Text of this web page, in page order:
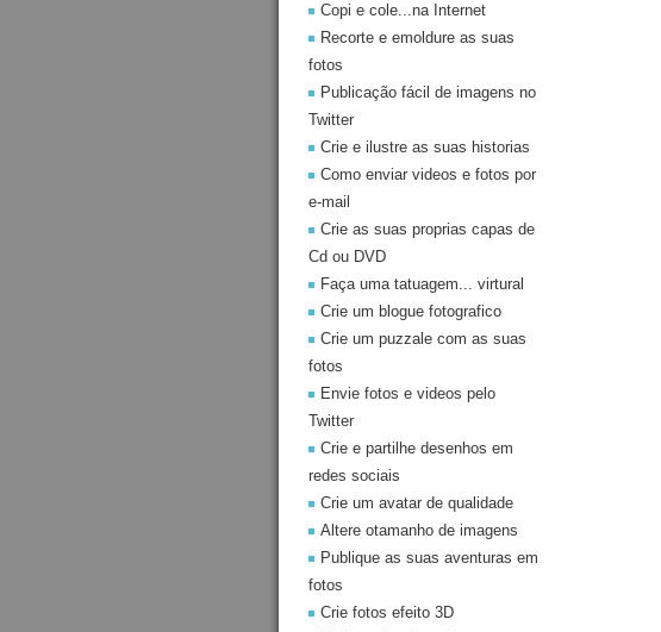
Copi e cole...na Internet
Recorte e emoldure as suas
fotos
Publicação fácil de imagens no
Twitter
Crie e ilustre as suas historias
Como enviar videos e fotos por
e-mail
Crie as suas proprias capas de
Cd ou DVD
Faça uma tatuagem... virtural
Crie um blogue fotografico
Crie um puzzale com as suas
fotos
Envie fotos e videos pelo
Twitter
Crie e partilhe desenhos em
redes sociais
Crie um avatar de qualidade
Altere otamanho de imagens
Publique as suas aventuras em
fotos
Crie fotos efeito 3D